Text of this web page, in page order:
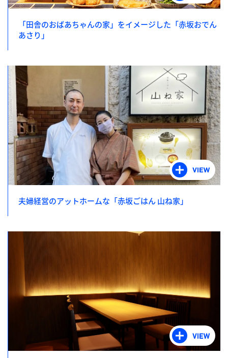
「田舎のおばあちゃんの家」をイメージした「赤坂おでん
あさり」
夫婦経営のアットホームな「赤坂ごはん 山ね家」